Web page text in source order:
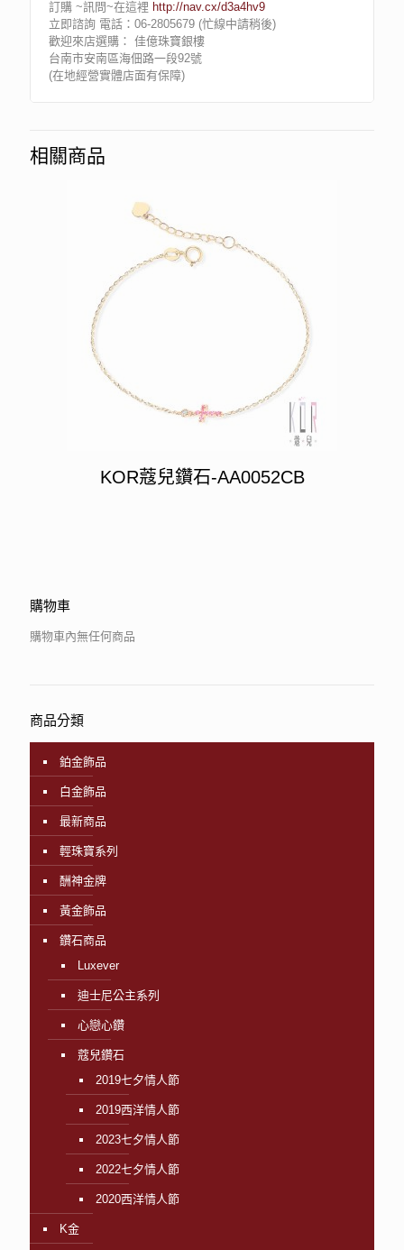
訂購 ~訊問~在這裡 http://nav.cx/d3a4hv9
立即諮詢 電話：06-2805679 (忙線中請稍後)
歡迎來店選購： 佳億珠寶銀樓
台南市安南區海佃路一段92號
(在地經營實體店面有保障)
相關商品
KOR蔻兒鑽石-AA0052CB
購物車
購物車內無任何商品
商品分類
鉑金飾品
白金飾品
最新商品
輕珠寶系列
酬神金牌
黃金飾品
鑽石商品
Luxever
迪士尼公主系列
心戀心鑽
蔻兒鑽石
2019七夕情人節
2019西洋情人節
2023七夕情人節
2022七夕情人節
2020西洋情人節
K金